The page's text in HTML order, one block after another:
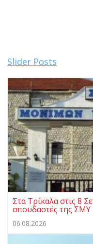
Slider Posts
Στα Τρίκαλα στις 8
σπουδαστές της ΣΜΥ
06.08.2026